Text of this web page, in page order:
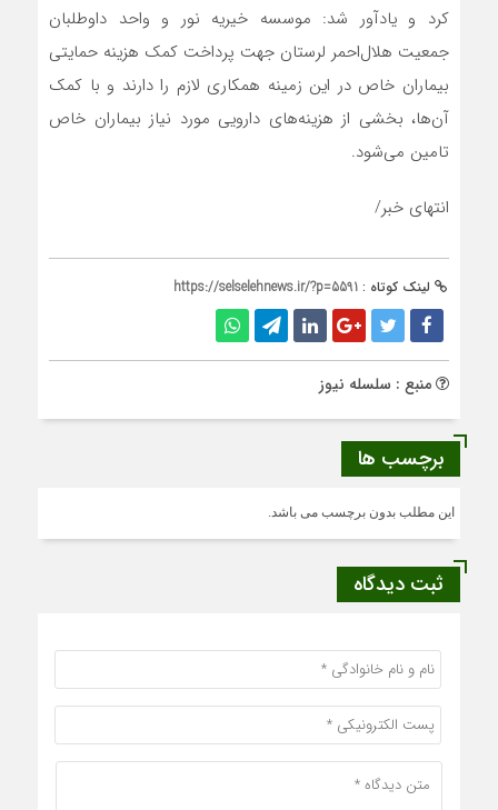
کرد و یادآور شد: موسسه خیریه نور و واحد داوطلبان
جمعیت هلال‌احمر لرستان جهت پرداخت کمک هزینه حمایتی
بیماران خاص در این زمینه همکاری لازم را دارند و با کمک
آن‌ها، بخشی از هزینه‌های دارویی مورد نیاز بیماران خاص
تامین می‌شود.
انتهای خبر/
لینک کوتاه : https://selselehnews.ir/?p=5591
منبع : سلسله نیوز
برچسب ها
این مطلب بدون برچسب می باشد.
ثبت دیدگاه